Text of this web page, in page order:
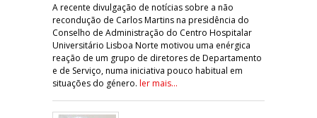
A recente divulgação de notícias sobre a não
recondução de Carlos Martins na presidência do
Conselho de Administração do Centro Hospitalar
Universitário Lisboa Norte motivou uma enérgica
reação de um grupo de diretores de Departamento
e de Serviço, numa iniciativa pouco habitual em
situações do género. ler mais...